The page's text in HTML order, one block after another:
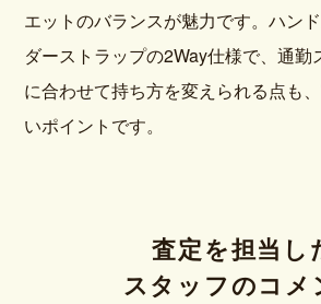
エットのバランスが魅力です。ハン
ダーストラップの2Way仕様で、通勤
に合わせて持ち方を変えられる点も
いポイントです。
査定を担当し
スタッフのコメ